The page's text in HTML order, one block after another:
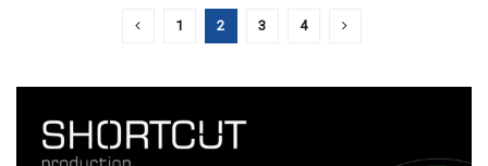
1 2 3 4